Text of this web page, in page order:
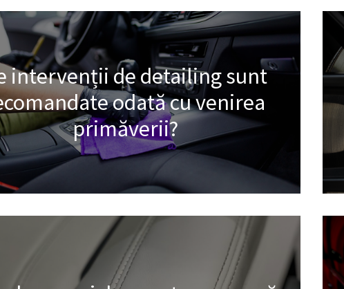
intervenții de detailing sunt
odată cu venirea
primăverii?